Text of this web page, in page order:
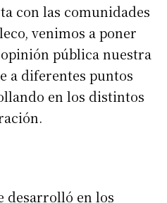
con las comunidades
venimos a poner
pública nuestra
a diferentes puntos
en los distintos
desarrolló en los